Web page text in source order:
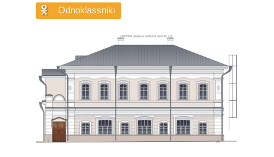
Odnoklassniki